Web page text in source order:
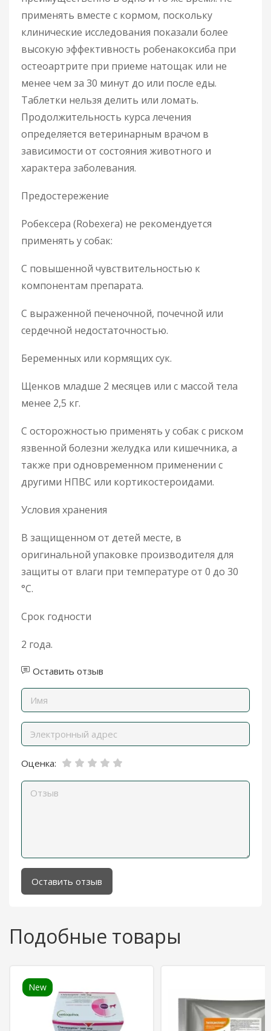
применять вместе с кормом, поскольку
клинические исследования показали более
высокую эффективность робенакоксиба при
остеоартрите при приеме натощак или не
менее чем за 30 минут до или после еды.
Таблетки нельзя делить или ломать.
Продолжительность курса лечения
определяется ветеринарным врачом в
зависимости от состояния животного и
характера заболевания.
Предостережение
Робексера (Robexera) не рекомендуется
применять у собак:
С повышенной чувствительностью к
компонентам препарата.
С выраженной печеночной, почечной или
сердечной недостаточностью.
Беременных или кормящих сук.
Щенков младше 2 месяцев или с массой тела
менее 2,5 кг.
С осторожностью применять у собак с риском
язвенной болезни желудка или кишечника, а
также при одновременном применении с
другими НПВС или кортикостероидами.
Условия хранения
В защищенном от детей месте, в
оригинальной упаковке производителя для
защиты от влаги при температуре от 0 до 30
°С.
Срок годности
2 года.
Оставить отзыв
Оценка:
Оставить отзыв
Подобные товары
New